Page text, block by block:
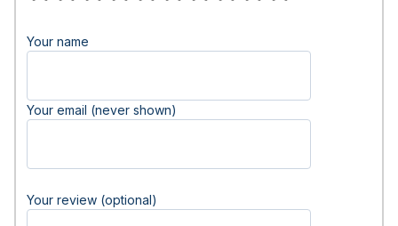
Your name
Your email (never shown)
Your review (optional)